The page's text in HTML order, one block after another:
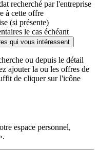
recherché par l'entreprise
à cette offre
(si présente)
le cas échéant
qui vous intéressent
ou depuis le détail
ajouter la ou les offres de
de cliquer sur l'icône
espace personnel,